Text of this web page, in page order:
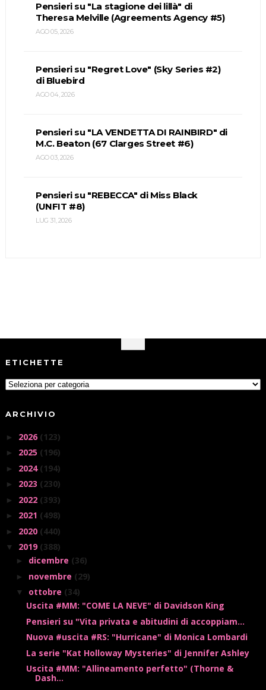
Pensieri su "La stagione dei lillà" di
Theresa Melville (Agreements Agency #5)
AGO 05, 2026
Pensieri su "Regret Love" (Sky Series #2)
di Bluebird
AGO 04, 2026
Pensieri su "LA VENDETTA DI RAINBIRD" di
M.C. Beaton (67 Clarges Street #6)
AGO 03, 2026
Pensieri su "REBECCA" di Miss Black
(UNFIT #8)
LUG 31, 2026
ETICHETTE
ARCHIVIO
► 2026 (123)
► 2025 (196)
► 2024 (194)
► 2023 (230)
► 2022 (393)
► 2021 (498)
► 2020 (440)
▼ 2019 (388)
► dicembre (36)
► novembre (29)
▼ ottobre (34)
Uscita #MM: "COME LA NEVE" di Davidson King
Pensieri su "Vita privata e abitudini di accoppiam...
Nuova #uscita #RS: "Hurricane" di Monica Lombardi
La serie "Kat Holloway Mysteries" di Jennifer Ashley
Uscita #MM: "Allineamento perfetto" (Thorne &
Dash...